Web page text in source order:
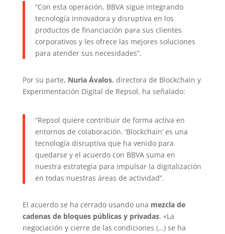
“Con esta operación, BBVA sigue integrando
tecnología innovadora y disruptiva en los
productos de financiación para sus clientes
corporativos y les ofrece las mejores soluciones
para atender sus necesidades”.
Por su parte, Nuria Ávalos, directora de Blockchain y
Experimentación Digital de Repsol, ha señalado:
“Repsol quiere contribuir de forma activa en
entornos de colaboración. ‘Blockchain’ es una
tecnología disruptiva que ha venido para
quedarse y el acuerdo con BBVA suma en
nuestra estrategia para impulsar la digitalización
en todas nuestras áreas de actividad”.
El acuerdo se ha cerrado usando una mezcla de
cadenas de bloques públicas y privadas. «La
negociación y cierre de las condiciones (…) se ha